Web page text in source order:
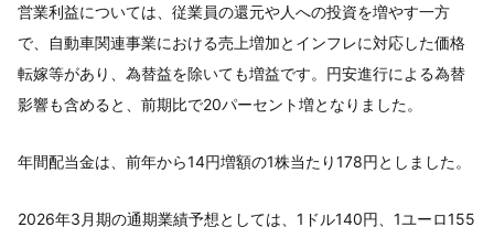
営業利益については、従業員の還元や人への投資を増やす一方
で、自動車関連事業における売上増加とインフレに対応した価格
転嫁等があり、為替益を除いても増益です。円安進行による為替
影響も含めると、前期比で20パーセント増となりました。
年間配当金は、前年から14円増額の1株当たり178円としました。
2026年3月期の通期業績予想としては、1ドル140円、1ユーロ155